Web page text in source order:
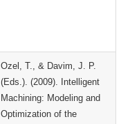
Ozel, T., & Davim, J. P.
(Eds.). (2009). Intelligent
Machining: Modeling and
Optimization of the